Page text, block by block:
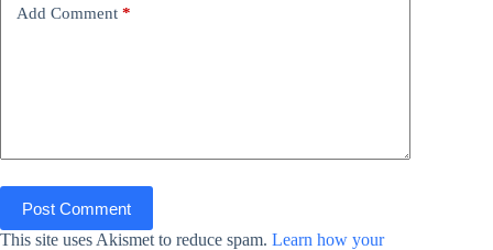
Add Comment *
Post Comment
This site uses Akismet to reduce spam. Learn how your